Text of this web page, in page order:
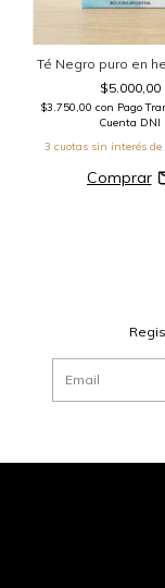
Té Negro puro en
$5.000,00
$3.750,00 con Pago
Cuenta DNI
3 cuotas sin interés de